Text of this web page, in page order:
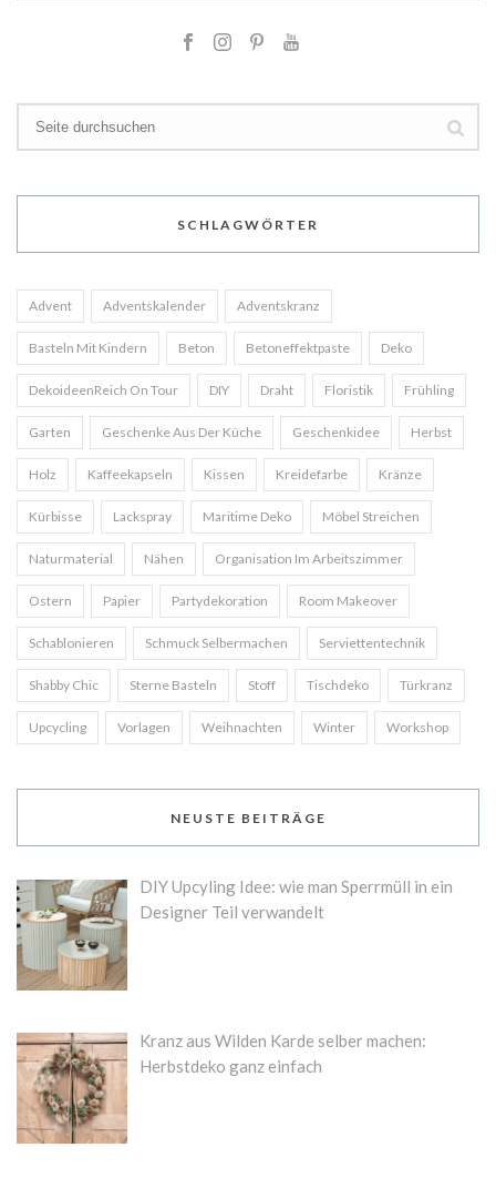
SCHLAGWÖRTER
Advent Adventskalender Adventskranz
Basteln Mit Kindern Beton Betoneffektpaste Deko
DekoideenReich On Tour DIY Draht Floristik Frühling
Garten Geschenke Aus Der Küche Geschenkidee Herbst
Holz Kaffeekapseln Kissen Kreidefarbe Kränze
Kürbisse Lackspray Maritime Deko Möbel Streichen
Naturmaterial Nähen Organisation Im Arbeitszimmer
Ostern Papier Partydekoration Room Makeover
Schablonieren Schmuck Selbermachen Serviettentechnik
Shabby Chic Sterne Basteln Stoff Tischdeko Türkranz
Upcycling Vorlagen Weihnachten Winter Workshop
NEUSTE BEITRÄGE
DIY Upcyling Idee: wie man Sperrmüll in ein
Designer Teil verwandelt
Kranz aus Wilden Karde selber machen:
Herbstdeko ganz einfach